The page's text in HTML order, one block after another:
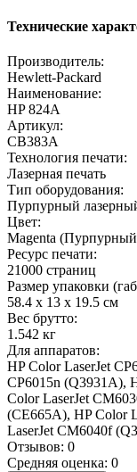
Технические
Производитель:
Hewlett-Packard
Наименование:
HP 824A
Артикул:
CB383A
Технология печати:
Лазерная печать
Тип оборудования:
Пурпурный
Цвет:
Magenta
Ресурс печати:
21000 страниц
Размер упаковки
58.4 x 13 x 19.5 cм
Вес брутто:
1.542 кг
Для аппаратов:
HP Color LaserJet
CP6015n (Q3931A),
Color LaserJet
(CE665A), HP Color
LaserJet CM6040f
Отзывов: 0
Средняя оценка: 0